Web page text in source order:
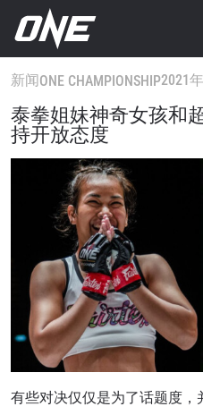
新闻ONE CHAMPIONSHIP2021
泰拳姐妹神奇女孩和
持开放态度
有些对决仅仅是为了话题度，